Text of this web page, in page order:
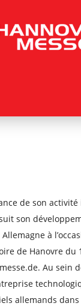
de son
son
à
de Hanovre du
Au sein
allemands